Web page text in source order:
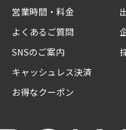
営業時間・料金
よくあるご質問
SNSのご案内
キャッシュレス決済
お得なクーポン